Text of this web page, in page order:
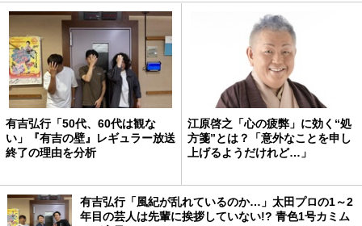
有吉弘行「50代、60代は観な
い」『有吉の壁』レギュラー放送
終了の理由を分析
江原啓之「心の疲弊」に効く“処
方箋”とは？「意外なことを申し
上げるようだけれど…」
有吉弘行「風紀が乱れているのか…」太田プロの1～2
年目の芸人は先輩に挨拶していない!? 青色1号カミム